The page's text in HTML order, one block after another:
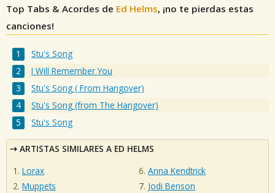
Top Tabs & Acordes de Ed Helms, ¡no te pierdas estas
canciones!
Stu's Song
I Will Remember You
Stu's Song ( From Hangover)
Stu's Song (from The Hangover)
Stu's Song
ARTISTAS SIMILARES A ED HELMS
Lorax
Muppets
Anna Kendtrick
Jodi Benson